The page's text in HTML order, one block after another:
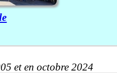
et en octobre 2024